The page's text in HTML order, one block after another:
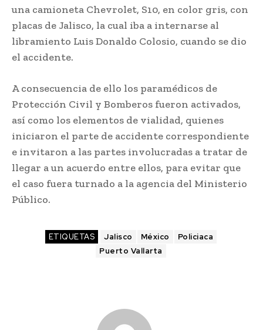
una camioneta Chevrolet, S10, en color gris, con
placas de Jalisco, la cual iba a internarse al
libramiento Luis Donaldo Colosio, cuando se dio
el accidente.
A consecuencia de ello los paramédicos de
Protección Civil y Bomberos fueron activados,
así como los elementos de vialidad, quienes
iniciaron el parte de accidente correspondiente
e invitaron a las partes involucradas a tratar de
llegar a un acuerdo entre ellos, para evitar que
el caso fuera turnado a la agencia del Ministerio
Público.
ETIQUETAS Jalisco México
Policiaca
Puerto Vallarta